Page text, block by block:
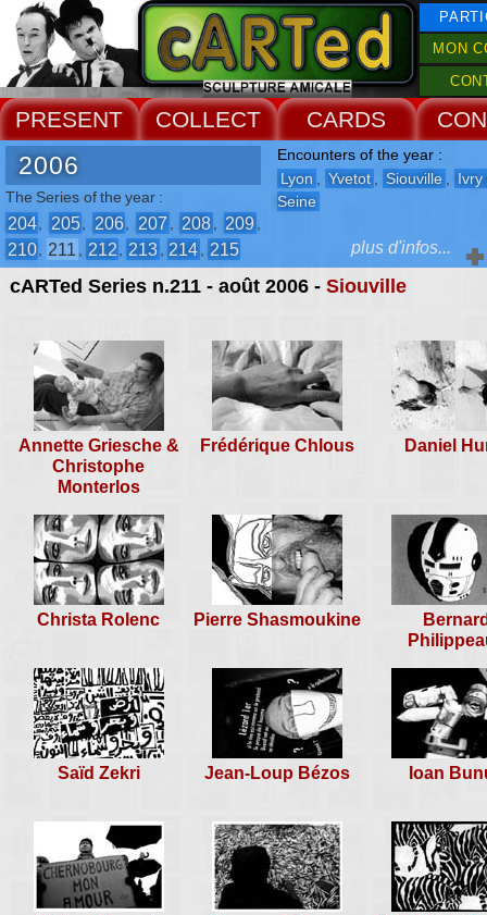
MON
PRESENT COLLECT CARDS
cARTed Series n.211 - août 2006 - Siouville
Annette Griesche &
Christophe
Monterlos
Frédérique Chlous Daniel
Christa Rolenc Pierre Shasmoukine
Saïd Zekri Jean-Loup Bézos Ioan
2006
The Series of the year :
204, 205, 206, 207 , 208, 209,
210, 211 , 212, 213, 214, 215
Encounters of the year :
Lyon
Yvetot Siouville
Ivry
Seine
The Events :
plus d'infos...